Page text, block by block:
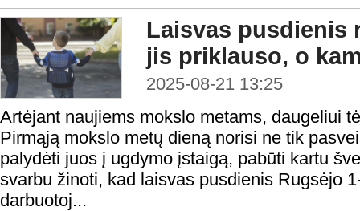
Laisvas pusdienis
jis priklauso, o
2025-08-21 13:25
Artėjant naujiems mokslo metams, daugeliui
Pirmąją mokslo metų dieną norisi ne tik
palydėti juos į ugdymo įstaigą, pabūti kartu
svarbu žinoti, kad laisvas pusdienis Rugsėjo
darbuotoj...